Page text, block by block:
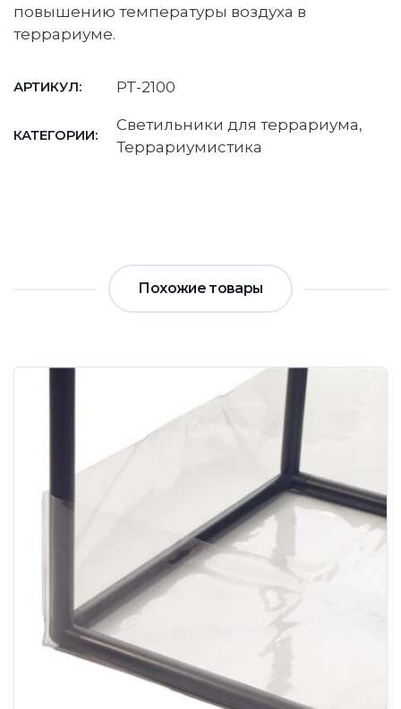
повышению температуры воздуха в
террариуме.
АРТИКУЛ: PT-2100
КАТЕГОРИИ:
Светильники для террариума,
Террариумистика
Похожие товары